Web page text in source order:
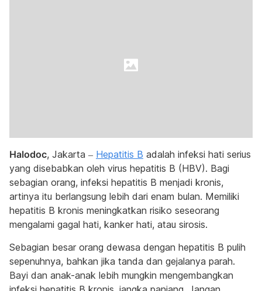
Halodoc, Jakarta – Hepatitis B adalah infeksi hati serius
yang disebabkan oleh virus hepatitis B (HBV). Bagi
sebagian orang, infeksi hepatitis B menjadi kronis,
artinya itu berlangsung lebih dari enam bulan. Memiliki
hepatitis B kronis meningkatkan risiko seseorang
mengalami gagal hati, kanker hati, atau sirosis.
Sebagian besar orang dewasa dengan hepatitis B pulih
sepenuhnya, bahkan jika tanda dan gejalanya parah.
Bayi dan anak-anak lebih mungkin mengembangkan